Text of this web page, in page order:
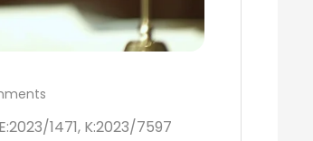
1471, K:2023/7597